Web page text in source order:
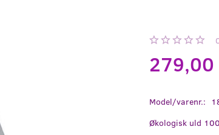
279,00
Model/varenr.:
Økologisk uld